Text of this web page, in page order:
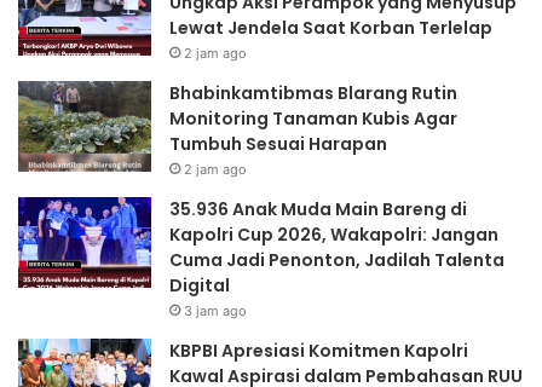
Jadilah
Talenta
Digital
Lewat Jendela Saat Korban Terlelap
2 jam ago
Bhabinkamtibmas Blarang Rutin
Monitoring Tanaman Kubis Agar
Tumbuh Sesuai Harapan
2 jam ago
35.936 Anak Muda Main Bareng di
Kapolri Cup 2026, Wakapolri: Jangan
Cuma Jadi Penonton, Jadilah Talenta
Digital
3 jam ago
KBPBI Apresiasi Komitmen Kapolri
Kawal Aspirasi dalam Pembahasan RUU